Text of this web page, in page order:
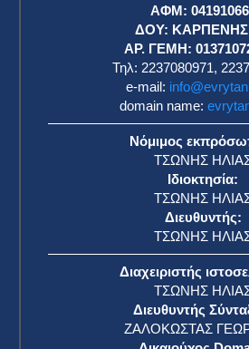
ΑΦΜ:
ΔΟΥ:
ΑΡ. ΓΕΜΗ:
Τηλ: 2237080971,
e-mail:
domain name:
Νόμιμος
ΤΣΩΝΗΣ
Ιδιοκτησία:
ΤΣΩΝΗΣ
Διευθυντής:
ΤΣΩΝΗΣ
Διαχειριστής
ΤΣΩΝΗΣ
Διευθυντής
ΖΑΛΟΚΩΣΤΑΣ